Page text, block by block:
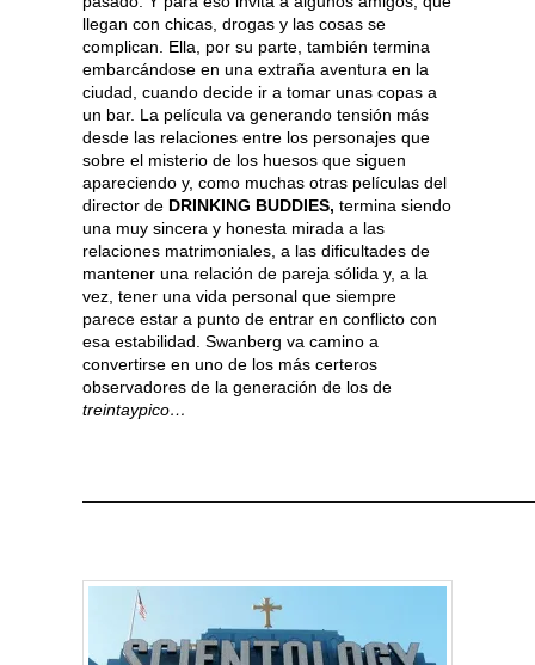
llegan con chicas, drogas y las cosas se
complican. Ella, por su parte, también termina
embarcándose en una extraña aventura en la
ciudad, cuando decide ir a tomar unas copas a
un bar. La película va generando tensión más
desde las relaciones entre los personajes que
sobre el misterio de los huesos que siguen
apareciendo y, como muchas otras películas del
director de DRINKING BUDDIES, termina siendo
una muy sincera y honesta mirada a las
relaciones matrimoniales, a las dificultades de
mantener una relación de pareja sólida y, a la
vez, tener una vida personal que siempre
parece estar a punto de entrar en conflicto con
esa estabilidad. Swanberg va camino a
convertirse en uno de los más certeros
observadores de la generación de los de
treintaypico…